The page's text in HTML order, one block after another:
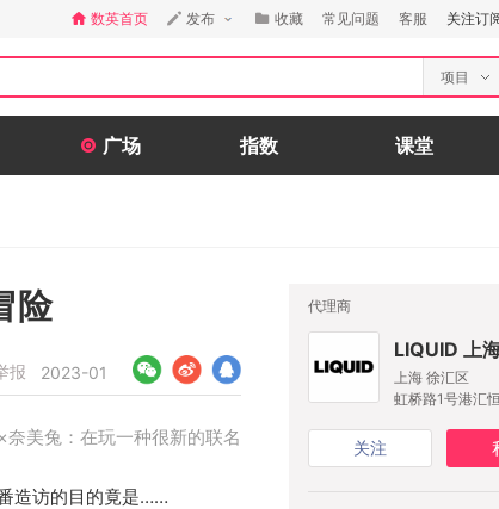
数英首页 发布 收藏 常见问题 客服 关注订
项目
广场 指数 课堂
险
报 2023-01
奈美兔：在玩一种很新的联名
造访的目的竟是……
代理商
LIQUID 上
上海 徐汇区
虹桥路1号港汇
关注